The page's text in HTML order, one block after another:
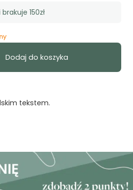
150zł
Dodaj do koszyka
tekstem.